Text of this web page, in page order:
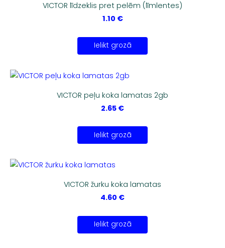
VICTOR līdzeklis pret pelēm (līmlentes)
1.10 €
Ielikt grozā
VICTOR peļu koka lamatas 2gb
2.65 €
Ielikt grozā
VICTOR žurku koka lamatas
4.60 €
Ielikt grozā